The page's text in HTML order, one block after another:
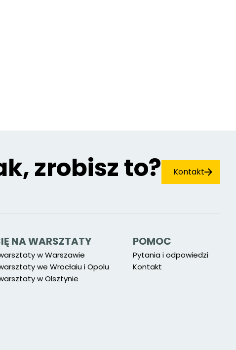
zrobisz to? Kontakt
NA WARSZTATY
w Warszawie
we Wrocłaiu i Opolu
w Olsztynie
POMOC
Pytania i odpowiedzi
Kontakt